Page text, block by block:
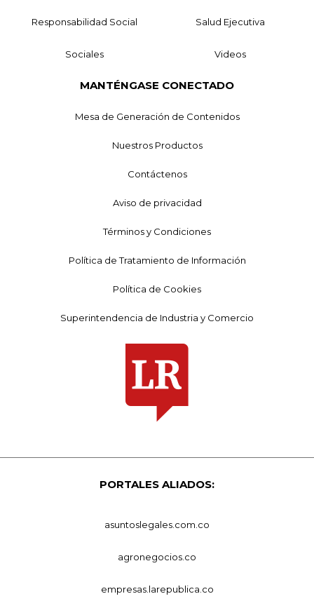
Responsabilidad Social Salud Ejecutiva
Sociales Videos
MANTÉNGASE CONECTADO
Mesa de Generación de Contenidos
Nuestros Productos
Contáctenos
Aviso de privacidad
Términos y Condiciones
Política de Tratamiento de Información
Política de Cookies
Superintendencia de Industria y Comercio
PORTALES ALIADOS:
asuntoslegales.com.co
agronegocios.co
empresas.larepublica.co